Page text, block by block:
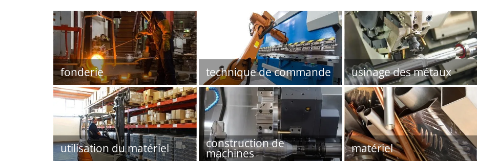
fonderie technique de commande usinage des métaux
utilisation du matériel construction de
machines matériel